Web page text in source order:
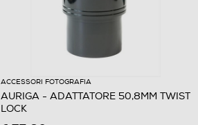
ACCESSORI FOTOGRAFIA
AURIGA - ADATTATORE 50,8MM TWIST
LOCK